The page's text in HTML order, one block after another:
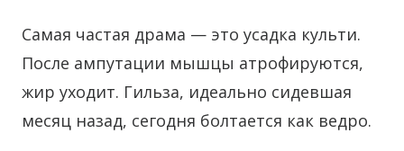
Самая частая драма — это усадка культи.
После ампутации мышцы атрофируются,
жир уходит. Гильза, идеально сидевшая
месяц назад, сегодня болтается как ведро.